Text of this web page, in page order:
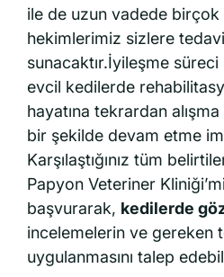
ile de uzun vadede birçok
hekimlerimiz sizlere
sunacaktır.İyileşme
evcil kedilerde
hayatına tekrardan alışma
bir şekilde devam etme
Karşılaştığınız tüm
Papyon Veteriner
başvurarak, kedilerde
incelemelerin ve gereken
uygulanmasını talep